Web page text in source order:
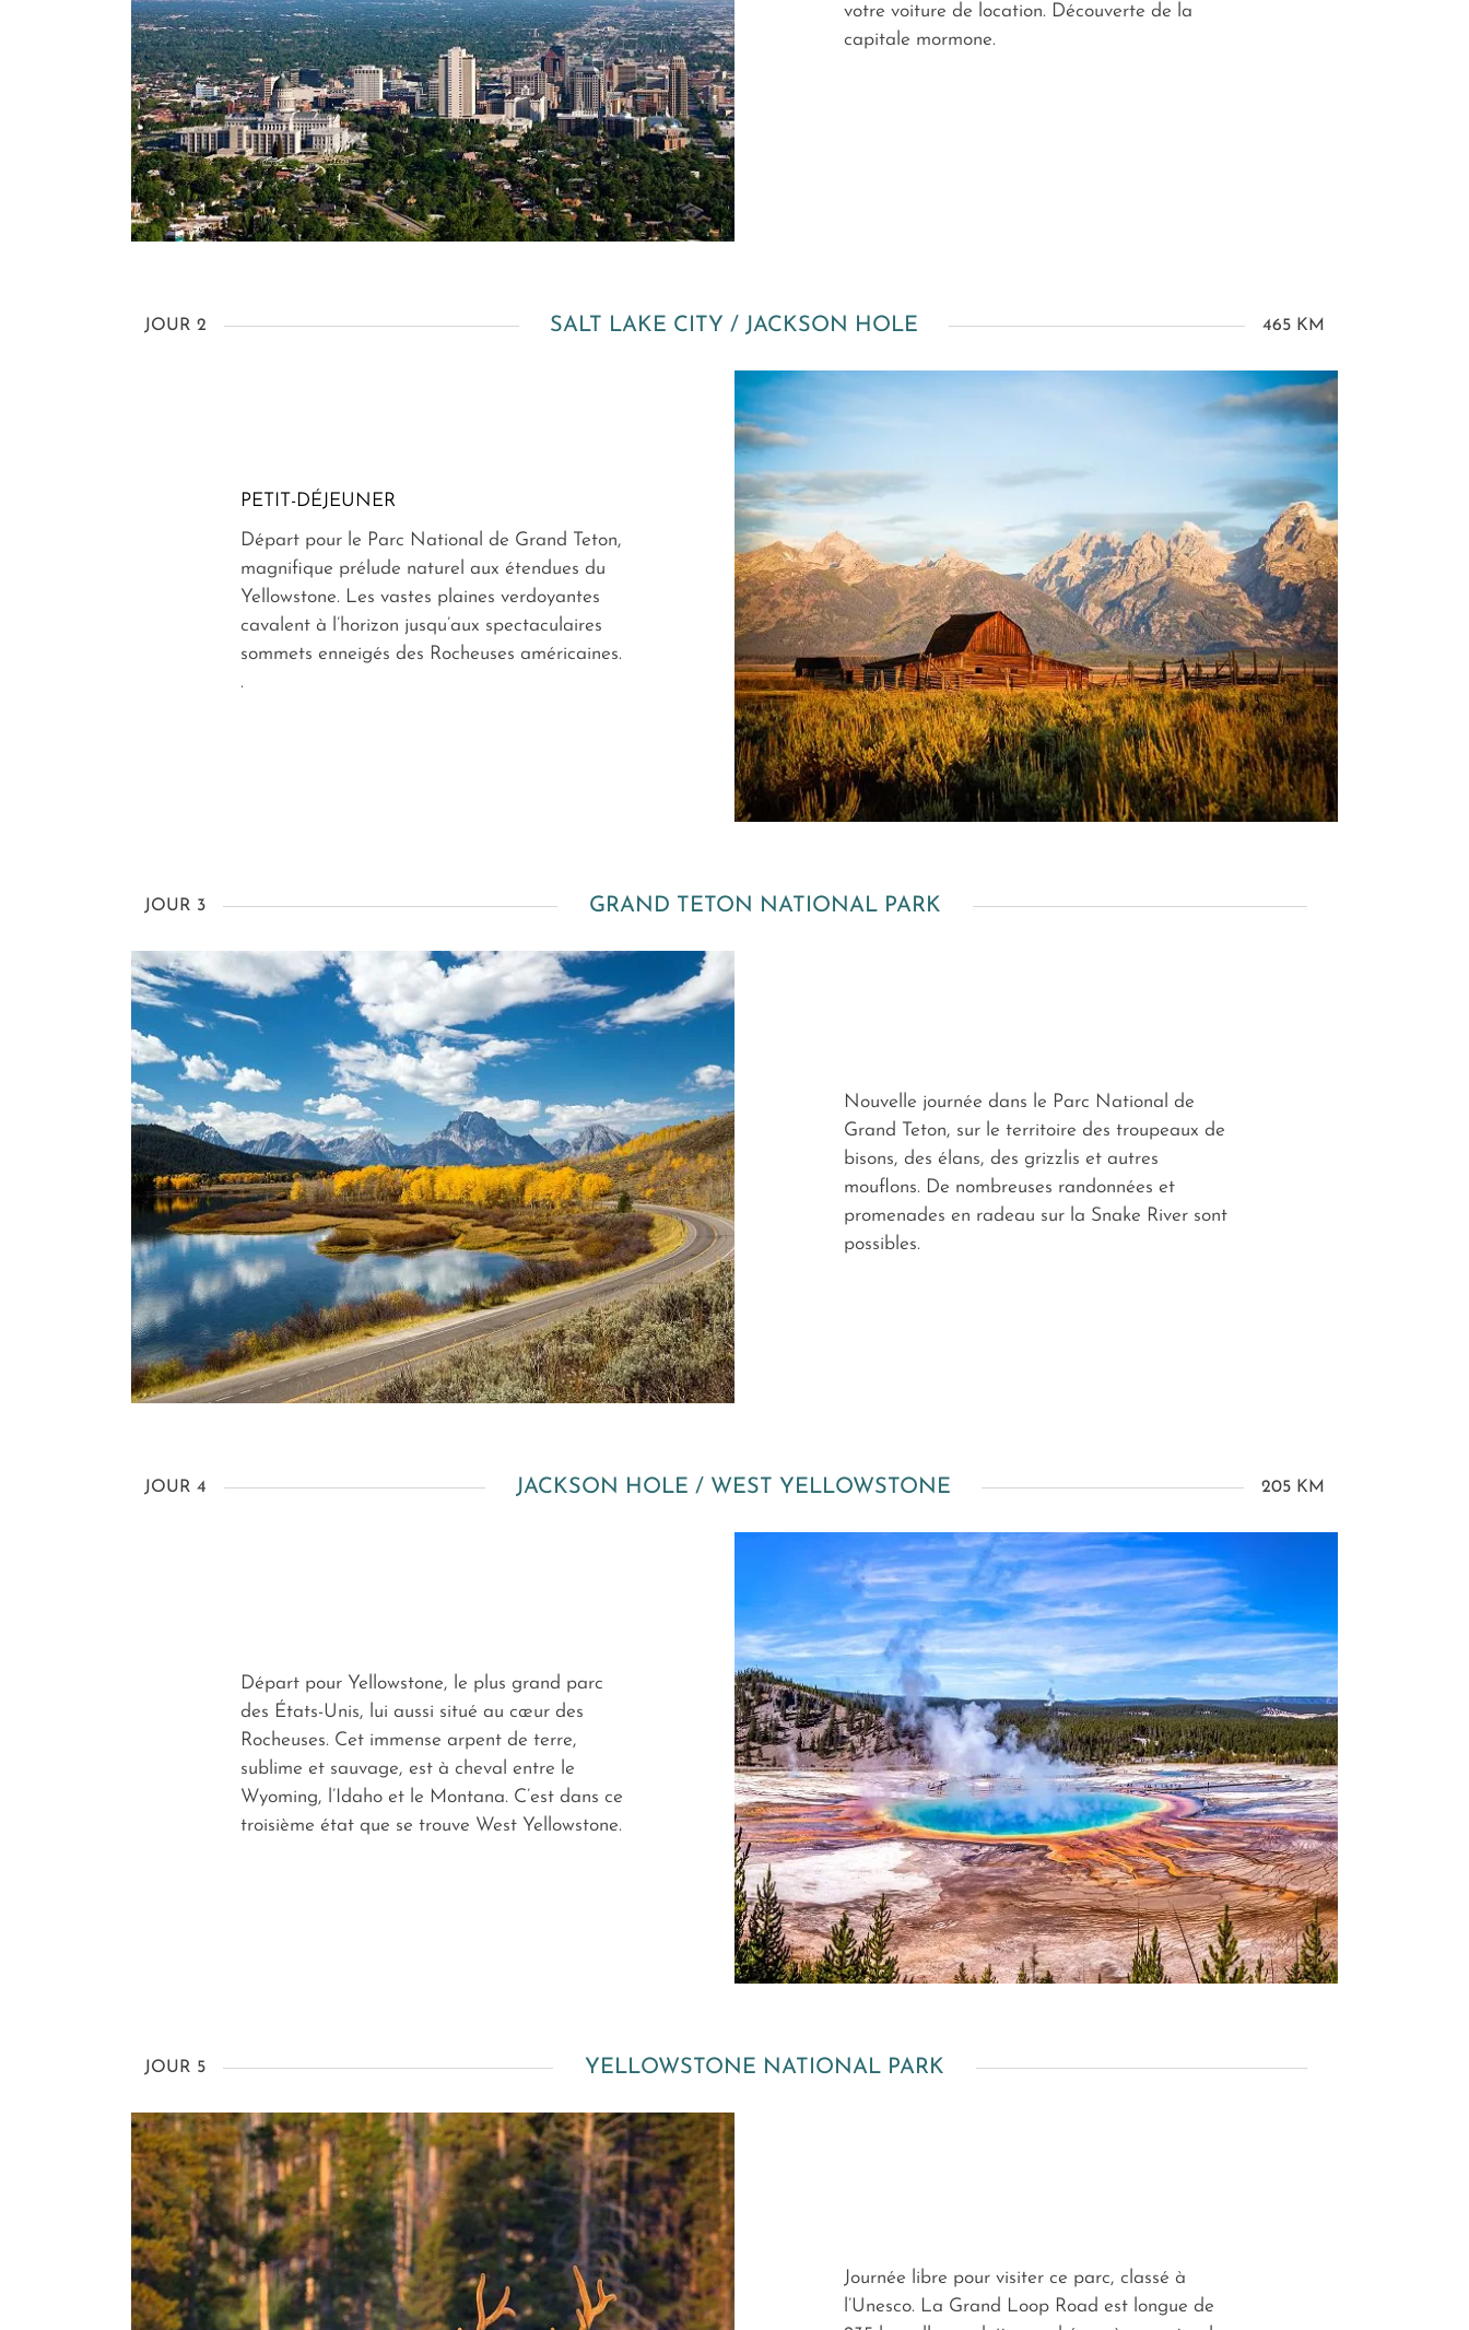
votre voiture de location. Découverte de la
capitale mormone.
JOUR 2 SALT LAKE CITY / JACKSON HOLE 465 KM
PETIT-DÉJEUNER
Départ pour le Parc National de Grand Teton,
magnifique prélude naturel aux étendues du
Yellowstone. Les vastes plaines verdoyantes
cavalent à l’horizon jusqu’aux spectaculaires
sommets enneigés des Rocheuses américaines.
.
JOUR 3 GRAND TETON NATIONAL PARK
Nouvelle journée dans le Parc National de
Grand Teton, sur le territoire des troupeaux de
bisons, des élans, des grizzlis et autres
mouflons. De nombreuses randonnées et
promenades en radeau sur la Snake River sont
possibles.
JOUR 4 JACKSON HOLE / WEST YELLOWSTONE 205 KM
Départ pour Yellowstone, le plus grand parc
des États-Unis, lui aussi situé au cœur des
Rocheuses. Cet immense arpent de terre,
sublime et sauvage, est à cheval entre le
Wyoming, l’Idaho et le Montana. C’est dans ce
troisième état que se trouve West Yellowstone.
JOUR 5 YELLOWSTONE NATIONAL PARK
Journée libre pour visiter ce parc, classé à
l’Unesco. La Grand Loop Road est longue de